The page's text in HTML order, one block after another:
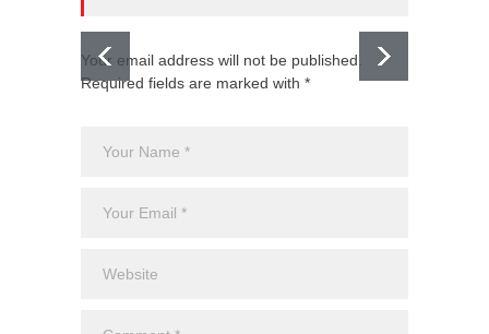
Your email address will not be published.
Required fields are marked with *